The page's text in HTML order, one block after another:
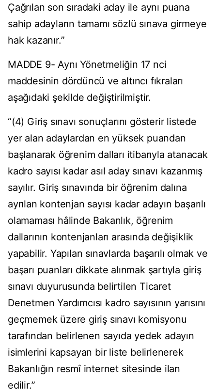
Çağrılan son sıradaki aday ile aynı puana
sahip adayların tamamı sözlü sınava girmeye
hak kazanır.”
MADDE 9- Aynı Yönetmeliğin 17 nci
maddesinin dördüncü ve altıncı fıkraları
aşağıdaki şekilde değiştirilmiştir.
“(4) Giriş sınavı sonuçlarını gösterir listede
yer alan adaylardan en yüksek puandan
başlanarak öğrenim dalları itibarıyla atanacak
kadro sayısı kadar asıl aday sınavı kazanmış
sayılır. Giriş sınavında bir öğrenim dalına
ayrılan kontenjan sayısı kadar adayın başarılı
olamaması hâlinde Bakanlık, öğrenim
dallarının kontenjanları arasında değişiklik
yapabilir. Yapılan sınavlarda başarılı olmak ve
başarı puanları dikkate alınmak şartıyla giriş
sınavı duyurusunda belirtilen Ticaret
Denetmen Yardımcısı kadro sayısının yarısını
geçmemek üzere giriş sınavı komisyonu
tarafından belirlenen sayıda yedek adayın
isimlerini kapsayan bir liste belirlenerek
Bakanlığın resmî internet sitesinde ilan
edilir.”